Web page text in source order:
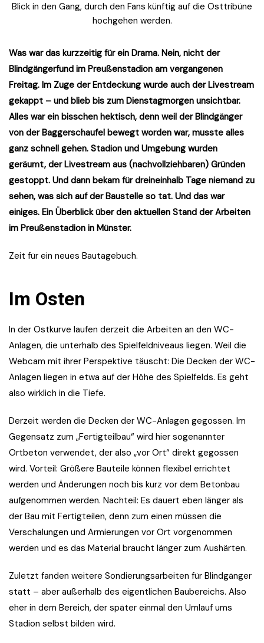
Blick in den Gang, durch den Fans künftig auf die Osttribüne
hochgehen werden.
Was war das kurzzeitig für ein Drama. Nein, nicht der
Blindgängerfund im Preußenstadion am vergangenen
Freitag. Im Zuge der Entdeckung wurde auch der Livestream
gekappt – und blieb bis zum Dienstagmorgen unsichtbar.
Alles war ein bisschen hektisch, denn weil der Blindgänger
von der Baggerschaufel bewegt worden war, musste alles
ganz schnell gehen. Stadion und Umgebung wurden
geräumt, der Livestream aus (nachvollziehbaren) Gründen
gestoppt. Und dann bekam für dreineinhalb Tage niemand zu
sehen, was sich auf der Baustelle so tat. Und das war
einiges. Ein Überblick über den aktuellen Stand der Arbeiten
im Preußenstadion in Münster.
Zeit für ein neues Bautagebuch.
Im Osten
In der Ostkurve laufen derzeit die Arbeiten an den WC-
Anlagen, die unterhalb des Spielfeldniveaus liegen. Weil die
Webcam mit ihrer Perspektive täuscht: Die Decken der WC-
Anlagen liegen in etwa auf der Höhe des Spielfelds. Es geht
also wirklich in die Tiefe.
Derzeit werden die Decken der WC-Anlagen gegossen. Im
Gegensatz zum „Fertigteilbau“ wird hier sogenannter
Ortbeton verwendet, der also „vor Ort“ direkt gegossen
wird. Vorteil: Größere Bauteile können flexibel errichtet
werden und Änderungen noch bis kurz vor dem Betonbau
aufgenommen werden. Nachteil: Es dauert eben länger als
der Bau mit Fertigteilen, denn zum einen müssen die
Verschalungen und Armierungen vor Ort vorgenommen
werden und es das Material braucht länger zum Aushärten.
Zuletzt fanden weitere Sondierungsarbeiten für Blindgänger
statt – aber außerhalb des eigentlichen Baubereichs. Also
eher in dem Bereich, der später einmal den Umlauf ums
Stadion selbst bilden wird.